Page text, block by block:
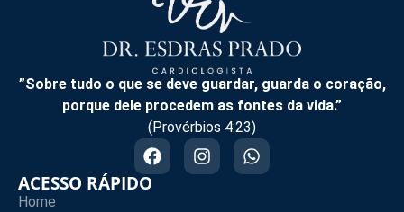
”Sobre tudo o que se deve guardar, guarda o coração,
porque dele procedem as fontes da vida.”
(Provérbios 4:23)
ACESSO RÁPIDO
Home